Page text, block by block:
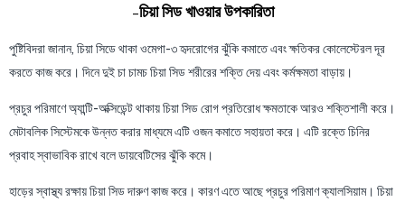
–চিয়া সিড খাওয়ার উপকারিতা
পুষ্টিবিদরা জানান, চিয়া সিডে থাকা ওমেগা-৩ হৃদরোগের ঝুঁকি কমাতে এবং ক্ষতিকর কোলেস্টেরল দূর
করতে কাজ করে। দিনে দুই চা চামচ চিয়া সিড শরীরের শক্তি দেয় এবং কর্মক্ষমতা বাড়ায়।
প্রচুর পরিমাণে অ্যান্টি-অক্সিডেন্ট থাকায় চিয়া সিড রোগ প্রতিরোধ ক্ষমতাকে আরও শক্তিশালী করে।
মেটাবলিক সিস্টেমকে উন্নত করার মাধ্যমে এটি ওজন কমাতে সহায়তা করে। এটি রক্তে চিনির
প্রবাহ স্বাভাবিক রাখে বলে ডায়বেটিসের ঝুঁকি কমে।
হাড়ের স্বাস্থ্য রক্ষায় চিয়া সিড দারুণ কাজ করে। কারণ এতে আছে প্রচুর পরিমাণ ক্যালসিয়াম। চিয়া